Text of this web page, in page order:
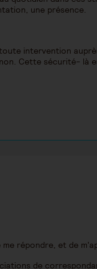
une présence.
intervention
Cette sécurité- là
répondre, et de
de